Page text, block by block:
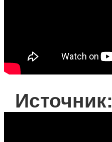
Источник: